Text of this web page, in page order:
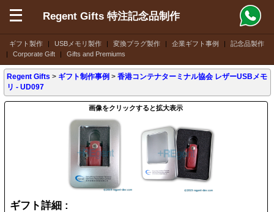
ギフト製作 | USBメモリ製作 | 変換プラグ製作 | 企業ギフト事例 |
記念品製作
|
Corporate Gift | Gifts and Premiums
Regent Gifts 特注記念品制作
Regent Gifts > ギフト制作事例 >香港コンテナターミナル協会 レザーUSBメモ
リ - UD097
画像をクリックすると拡大表示
ギフト詳細 :